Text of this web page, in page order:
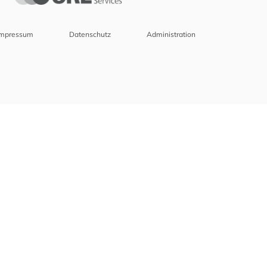
Datenschutz Administration